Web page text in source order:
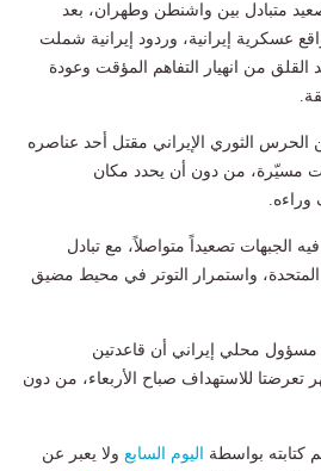
متبادل بين واشنطن وطهران، بعد
عسكرية إيرانية، وردود إيرانية شملت
القلق من انهيار التفاهم المؤقت وعودة
الحرس الثوري الإيراني مقتل أحد عناصره
مسيّرة، من دون أن يحدد مكان
وراءه.
الجبهات تصعيداً متواصلاً، مع تبادل
المتحدة، واستمرار التوتر في محيط مضيق
محلي إيراني أن قاعدتين
للاستهداف صباح الأربعاء، من دون
كتابته بواسطة اليوم السابع ولا يعبر عن